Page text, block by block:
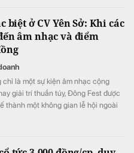
biệt ở CV Yên Sở: Khi các
âm nhạc và điểm
chỉ là một sự kiện âm nhạc cộng
giải trí thuần túy, Đông Fest được
thành một không gian lễ hội ngoài